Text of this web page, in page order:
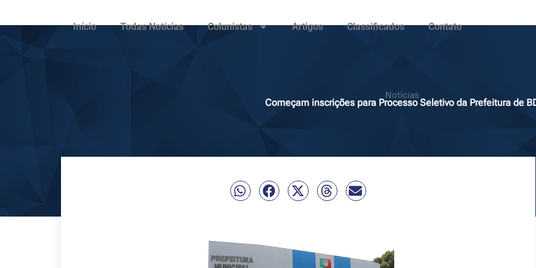
Início Todas Notícias Colunistas Artigos Classificados Contato
Notícias
Começam inscrições para Processo Seletivo da Prefeitura de